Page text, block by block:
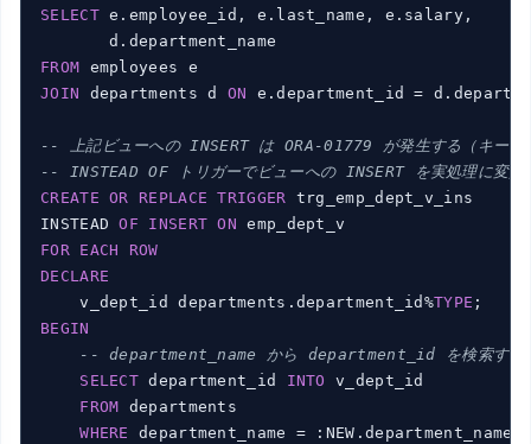
SELECT e.employee_id, e.last_name, e.salary,
FROM
JOIN departments d ON e.department_id =
-- 上記ビューへの INSERT は ORA-01779 が発生する（キー保
-- INSTEAD OF トリガーでビューへの INSERT を実処理に変換
CREATE
OR REPLACE TRIGGER trg_emp_dept_v_ins
INSTEAD OF INSERT ON
FOR
EACH
ROW
DECLARE
    v_dept_id departments.department_id%
TYPE
BEGIN
-- department_name から department_id を検索する
SELECT department_id INTO
v_dept_id
FROM departments
WHERE
department_name = :NEW.department_name;